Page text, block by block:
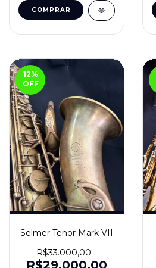
12%
OFF
Selmer Tenor Mark VII
R$33.000,00
R$29.000,00